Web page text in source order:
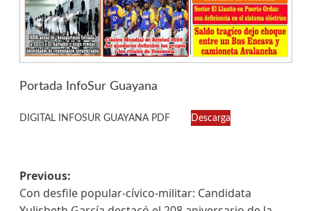
Portada InfoSur Guayana
DIGITAL INFOSUR GUAYANA PDF Descarga
Previous:
Con desfile popular-cívico-militar: Candidata